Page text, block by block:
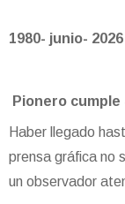
1980- junio- 2026
Pionero cumple
Haber llegado
prensa gráfica no
un observador